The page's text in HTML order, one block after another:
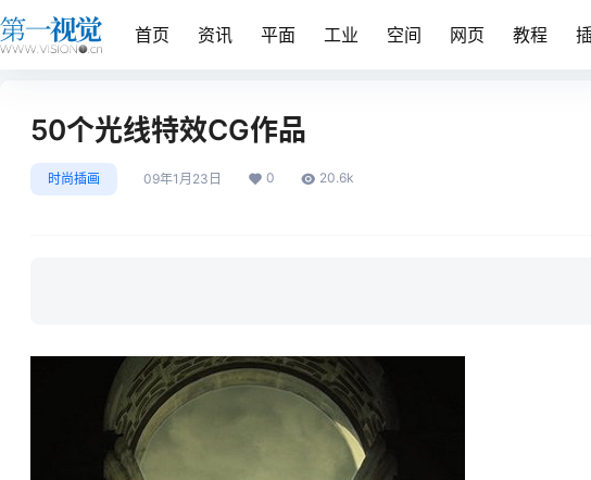
首页 资讯 平面 工业 空间 网页 教程
50个光线特效CG作品
时尚插画 09年1月23日 0 20.6k